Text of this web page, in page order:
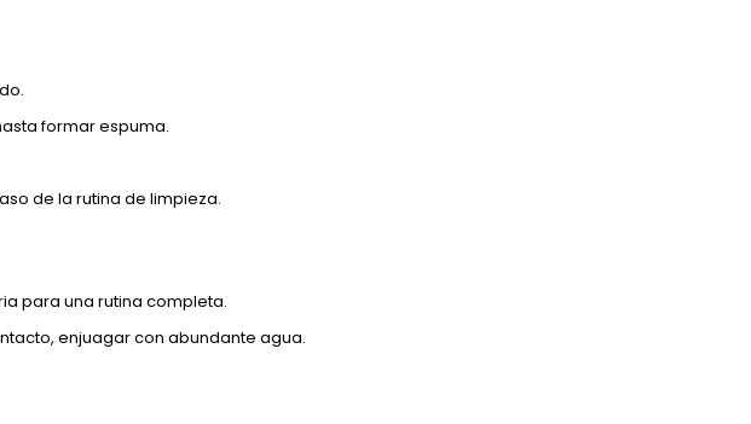
formar espuma.
de la rutina de limpieza.
para una rutina completa.
enjuagar con abundante agua.